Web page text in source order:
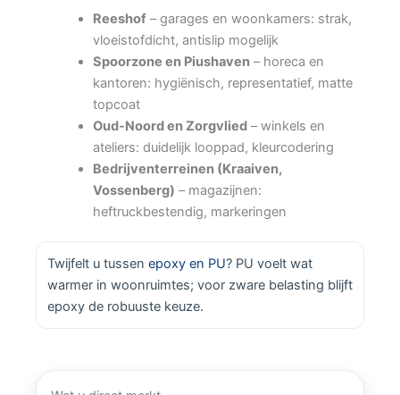
Reeshof– garages en woonkamers: strak,
vloeistofdicht, antislip mogelijk
Spoorzone en Piushaven– horeca en
kantoren: hygiënisch, representatief, matte
topcoat
Oud-Noord en Zorgvlied– winkels en
ateliers: duidelijk looppad, kleurcodering
Bedrijventerreinen (Kraaiven,
Vossenberg) – magazijnen:
heftruckbestendig, markeringen
Twijfelt u tussen epoxy en PU? PU voelt wat
warmer in woonruimtes; voor zware belasting blijft
epoxy de robuuste keuze.